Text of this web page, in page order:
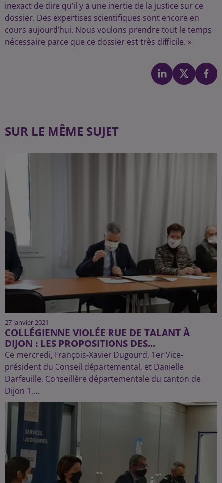
inexact de dire qu’il y a une inertie de la justice sur ce
dossier. Des expertises scientifiques sont encore en
cours aujourd’hui. Nous voulons prendre tout le temps
nécessaire parce que ce dossier est très difficile. »
SUR LE MÊME SUJET
27 janvier 2021
COLLÉGIENNE VIOLÉE RUE DE TALANT À
DIJON : LES PROPOSITIONS DES...
Ce mercredi, François-Xavier Dugourd, 1er Vice-
président du Conseil départemental, et Danielle
Darfeuille, Conseillère départementale du canton de
Dijon 1,...